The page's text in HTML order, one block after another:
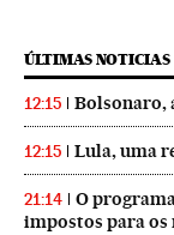
ÚLTIMAS NOTICIAS
12:15 Bolsonaro,
12:15 Lula, uma
21:14
O
impostos para os